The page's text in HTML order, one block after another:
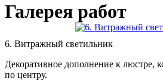
Галерея работ
6. Витражный светильник
Декоративное дополнение к люстре,
по центру.